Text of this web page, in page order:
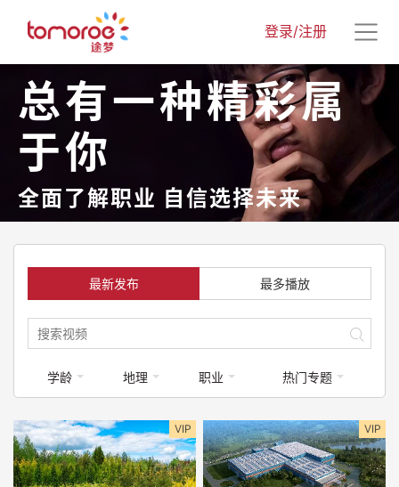
登录/注册
总有一种精彩属
于你
全面了解职业 自信选择未来
最新发布 最多播放
学龄 地理 职业 热门专题
VIP VIP